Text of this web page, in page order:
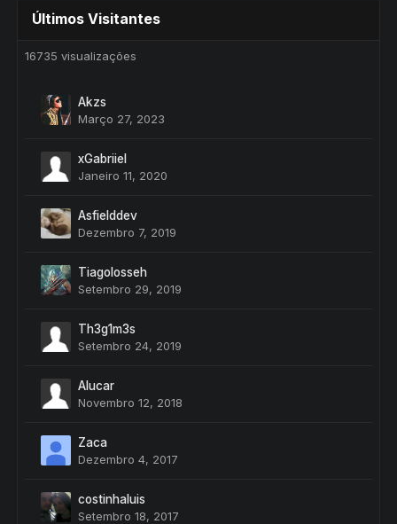
Últimos Visitantes
16735 visualizações
Akzs
Março 27, 2023
xGabriiel
Janeiro 11, 2020
Asfielddev
Dezembro 7, 2019
Tiagolosseh
Setembro 29, 2019
Th3g1m3s
Setembro 24, 2019
Alucar
Novembro 12, 2018
Zaca
Dezembro 4, 2017
costinhaluis
Setembro 18, 2017